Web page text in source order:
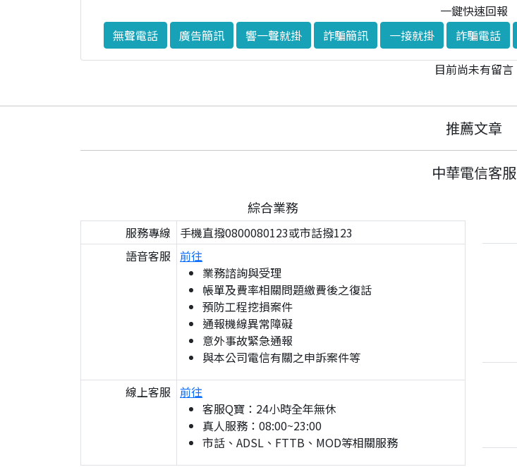
一鍵快速回報
無聲電話
廣告簡訊 響一聲就掛 詐騙簡訊 一接就掛 詐騙電話
目前尚未有留言
推薦文章
中華電信客服
綜合業務
服務專線
手機直撥0800080123或市話撥123
語音客服 前往
業務諮詢與受理
帳單及費率相關問題繳費後之復話
預防工程挖損案件
通報機線異常障礙
意外事故緊急通報
與本公司電信有關之申訴案件等
線上客服 前往
客服Q寶：24小時全年無休
真人服務：08:00~23:00
市話、ADSL、FTTB、MOD等相關服務